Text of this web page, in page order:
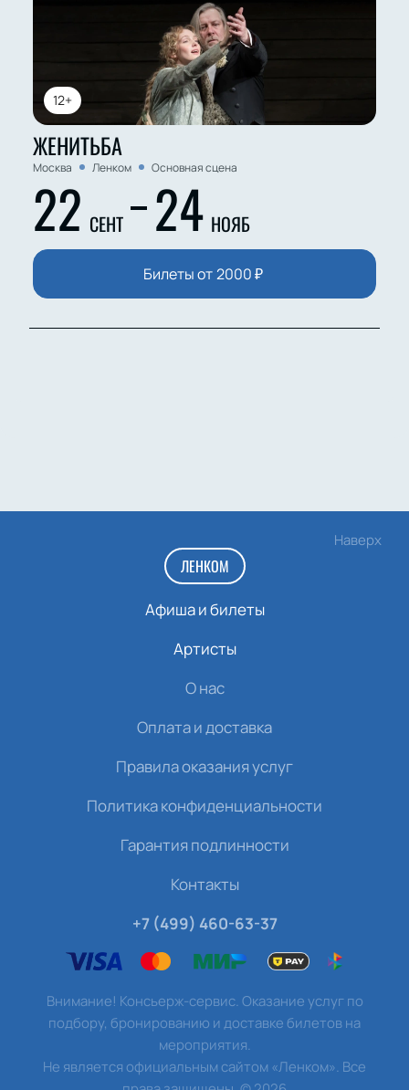
12+
ЖЕНИТЬБА
Москва Ленком Основная сцена
22 СЕНТ 24 НОЯБ
Билеты от 2000₽
Наверх
ЛЕНКОМ
Афиша и билеты
Артисты
О нас
Оплата и доставка
Правила оказания услуг
Политика конфиденциальности
Гарантия подлинности
Контакты
+7 (499) 460-63-37
Внимание! Консьерж-сервис. Оказание услуг по
подбору, бронированию и доставке билетов на
мероприятия.
Не является официальным сайтом «Ленком». Все